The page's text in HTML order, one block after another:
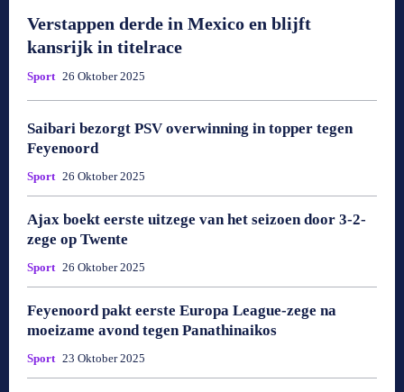
Verstappen derde in Mexico en blijft
kansrijk in titelrace
Sport 26 Oktober 2025
Saibari bezorgt PSV overwinning in topper tegen
Feyenoord
Sport 26 Oktober 2025
Ajax boekt eerste uitzege van het seizoen door 3-2-
zege op Twente
Sport 26 Oktober 2025
Feyenoord pakt eerste Europa League-zege na
moeizame avond tegen Panathinaikos
Sport 23 Oktober 2025